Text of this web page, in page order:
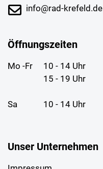
info@rad-krefeld.de
Öffnungszeiten
Mo -Fr
10 - 14 Uhr
15 - 19 Uhr
Sa 10 - 14 Uhr
Unser Unternehmen